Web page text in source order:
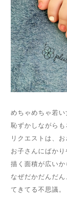
めちゃめちゃ若い
恥ずかしながらも
リクエストは、お
お子さんにばかり
描く面積が広いか
なぜだかだんだ
てきてる不思議。